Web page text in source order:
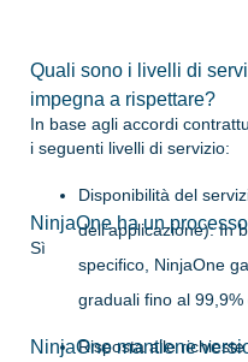
Quali sono i livelli di
impegna a rispettare?
In base agli accordi
i seguenti livelli di servizio:
Disponibilità del
dell’applicazione): In
specifico, NinjaOne
graduali fino al 99,9%
Risposta alle
NinjaOne ha un
Sì
NinjaOne mantiene